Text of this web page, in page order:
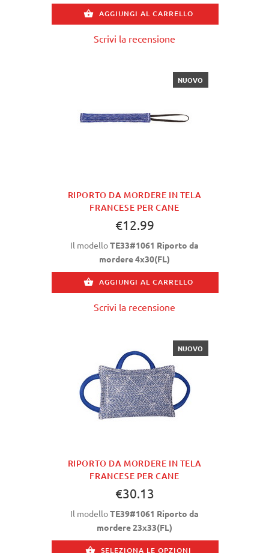
AGGIUNGI AL CARRELLO
Scrivi la recensione
RIPORTO DA MORDERE IN TELA
FRANCESE PER CANE
NUOVO
€12.99
Il modelloTE33#1061 Riporto da
mordere 4x30(FL)
AGGIUNGI AL CARRELLO
Scrivi la recensione
RIPORTO DA MORDERE IN TELA
FRANCESE PER CANE
NUOVO
€30.13
Il modelloTE39#1061 Riporto da
mordere 23x33(FL)
SELEZIONA LE OPZIONI